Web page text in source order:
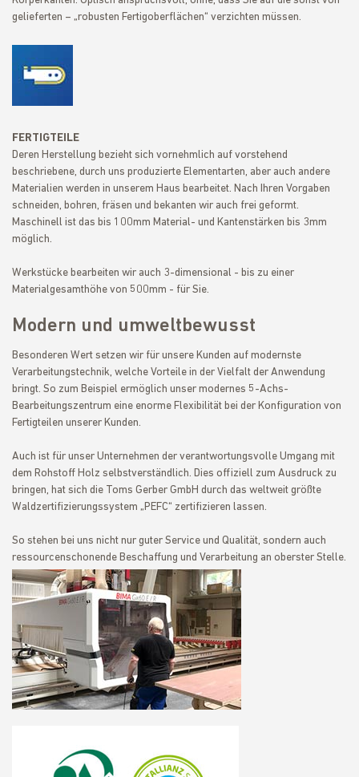
gelieferten – „robusten Fertigoberflächen“ verzichten müssen.
FERTIGTEILE
Deren Herstellung bezieht sich vornehmlich auf vorstehend
beschriebene, durch uns produzierte Elementarten, aber auch andere
Materialien werden in unserem Haus bearbeitet. Nach Ihren Vorgaben
schneiden, bohren, fräsen und bekanten wir auch frei geformt.
Maschinell ist das bis 100mm Material- und Kantenstärken bis 3mm
möglich.
Werkstücke bearbeiten wir auch 3-dimensional - bis zu einer
Materialgesamthöhe von 500mm - für Sie.
Modern und umweltbewusst
Besonderen Wert setzen wir für unsere Kunden auf modernste
Verarbeitungstechnik, welche Vorteile in der Vielfalt der Anwendung
bringt. So zum Beispiel ermöglich unser modernes 5-Achs-
Bearbeitungszentrum eine enorme Flexibilität bei der Konfiguration von
Fertigteilen unserer Kunden.
Auch ist für unser Unternehmen der verantwortungsvolle Umgang mit
dem Rohstoff Holz selbstverständlich. Dies offiziell zum Ausdruck zu
bringen, hat sich die Toms Gerber GmbH durch das weltweit größte
Waldzertifizierungssystem „PEFC“ zertifizieren lassen.
So stehen bei uns nicht nur guter Service und Qualität, sondern auch
ressourcenschonende Beschaffung und Verarbeitung an oberster Stelle.